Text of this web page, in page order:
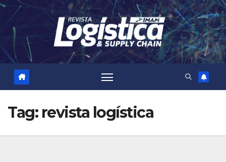
Skip
content
Tag: revista logística